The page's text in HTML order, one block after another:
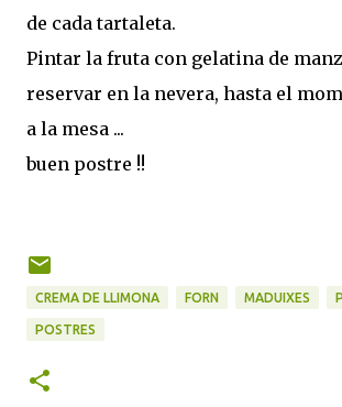
de cada tartaleta.
Pintar la fruta con gelatina de
reservar en la nevera, hasta el
a la mesa ...
buen postre !!
CREMA DE LLIMONA FORN MADUIXES
POSTRES